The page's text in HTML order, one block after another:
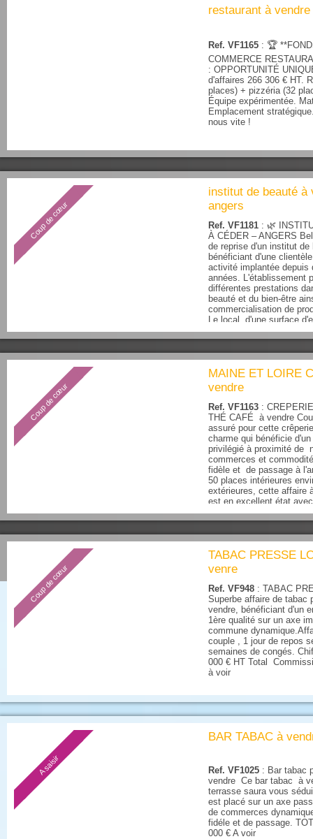
restaurant à vendre
Ref. VF1165 : 🏆
COMMERCE
: OPPORTUNITÉ
d'affaires 266 306 € HT.
places) + pizzéria (32
Équipe expérimentée.
Emplacement
nous vite !
Coup de cœur
institut de beauté à
angers
Ref. VF1181 : 🌿
À CÉDER – ANGERS
de reprise d'un institut de
bénéficiant d'une
activité implantée depuis
années. L'établissement
différentes prestations
beauté et du bien-être
commercialisation de
Le local, d'une surface
offre un environnemen...
Coup de cœur
MAINE ET LOIRE
vendre
Ref. VF1163 :
THÉ CAFÉ à vendre
assuré pour cette
charme qui bénéficie
privilégié à proximité de
commerces et
fidèle et de passage à
50 places intérieures
extérieures, cette affaire
est en excellent état
récent....
Coup de cœur
TABAC PRESSE
venre
Ref. VF948 : TABAC
Superbe affaire de tabac
vendre, bénéficiant d'un
1ère qualité sur un axe
commune
couple , 1 jour de repos
semaines de congés.
000 € HT Total
à voir
A saisir
BAR TABAC à
Ref. VF1025 : Bar tabac
vendre Ce bar tabac à
terrasse saura vous
est placé sur un axe
de commerces
fidéle et de passage.
000 € A voir